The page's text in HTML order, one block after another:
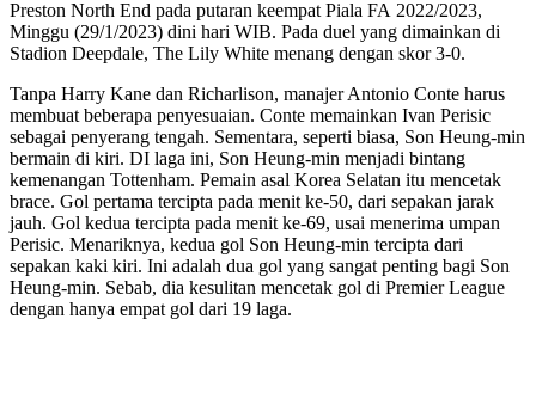
Preston North End pada putaran keempat Piala FA 2022/2023,
Minggu (29/1/2023) dini hari WIB. Pada duel yang dimainkan di
Stadion Deepdale, The Lily White menang dengan skor 3-0.
Tanpa Harry Kane dan Richarlison, manajer Antonio Conte harus
membuat beberapa penyesuaian. Conte memainkan Ivan Perisic
sebagai penyerang tengah. Sementara, seperti biasa, Son Heung-min
bermain di kiri. DI laga ini, Son Heung-min menjadi bintang
kemenangan Tottenham. Pemain asal Korea Selatan itu mencetak
brace. Gol pertama tercipta pada menit ke-50, dari sepakan jarak
jauh. Gol kedua tercipta pada menit ke-69, usai menerima umpan
Perisic. Menariknya, kedua gol Son Heung-min tercipta dari
sepakan kaki kiri. Ini adalah dua gol yang sangat penting bagi Son
Heung-min. Sebab, dia kesulitan mencetak gol di Premier League
dengan hanya empat gol dari 19 laga.